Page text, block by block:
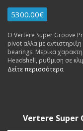
5300.00€
Ο Vertere Super Groove
pivot αλλα με
bearings. Μερικα
Headshell, ρυθμιση σε
Mass, ρυθμιζομενο VTA,
Δείτε περισσότερα
Vertere Super